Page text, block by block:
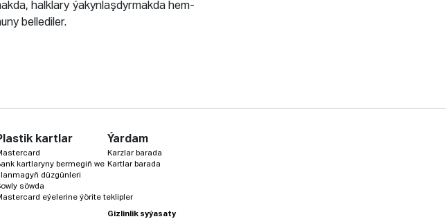
halklary ýakynlaşdyrmakda hem-
bellediler.
kartlar
kartlaryny bermegiň we
düzgünleri
söwda
eýelerine ýörite teklipler
Ýardam
Karzlar barada
Kartlar barada
Gizlinlik syýasaty